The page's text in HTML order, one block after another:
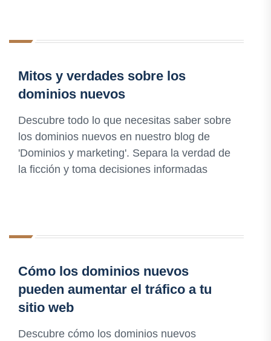
Mitos y verdades sobre los
dominios nuevos
Descubre todo lo que necesitas saber sobre
los dominios nuevos en nuestro blog de
'Dominios y marketing'. Separa la verdad de
la ficción y toma decisiones informadas
Cómo los dominios nuevos
pueden aumentar el tráfico a tu
sitio web
Descubre cómo los dominios nuevos